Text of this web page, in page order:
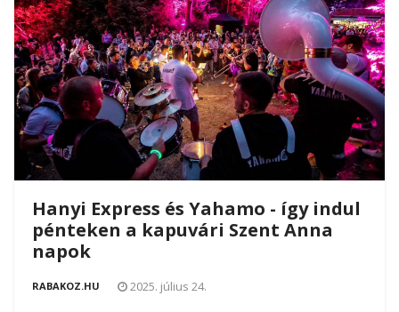
Hanyi Express és Yahamo - így indul
pénteken a kapuvári Szent Anna
napok
RABAKOZ.HU 2025. július 24.